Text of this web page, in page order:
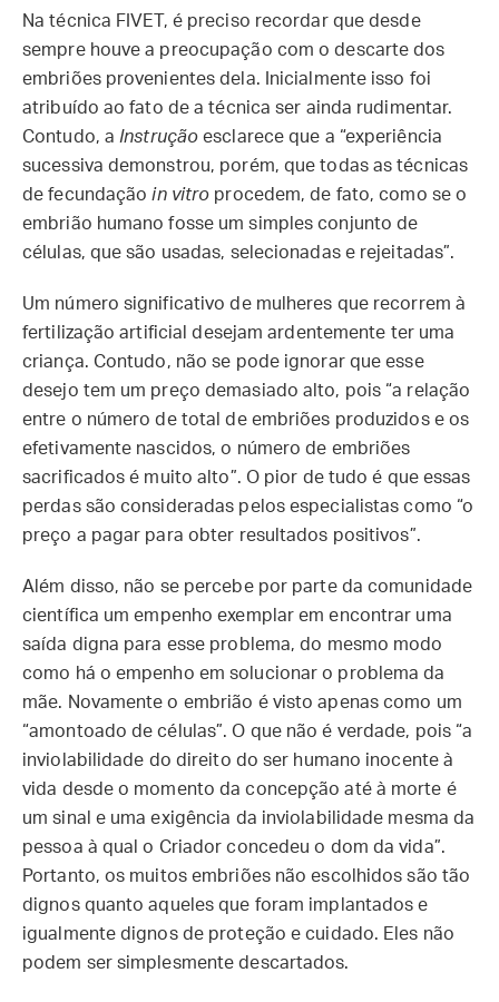
Na técnica FIVET, é preciso recordar que desde
sempre houve a preocupação com o descarte dos
embriões provenientes dela. Inicialmente isso foi
atribuído ao fato de a técnica ser ainda rudimentar.
Contudo, a Instruçãoesclarece que a “experiência
sucessiva demonstrou, porém, que todas as técnicas
de fecundaçãoin vitro procedem, de fato, como se o
embrião humano fosse um simples conjunto de
células, que são usadas, selecionadas e rejeitadas”.
Um número significativo de mulheres que recorrem à
fertilização artificial desejam ardentemente ter uma
criança. Contudo, não se pode ignorar que esse
desejo tem um preço demasiado alto, pois “a relação
entre o número de total de embriões produzidos e os
efetivamente nascidos, o número de embriões
sacrificados é muito alto”. O pior de tudo é que essas
perdas são consideradas pelos especialistas como “o
preço a pagar para obter resultados positivos”.
Além disso, não se percebe por parte da comunidade
científica um empenho exemplar em encontrar uma
saída digna para esse problema, do mesmo modo
como há o empenho em solucionar o problema da
mãe. Novamente o embrião é visto apenas como um
“amontoado de células”. O que não é verdade, pois “a
inviolabilidade do direito do ser humano inocente à
vida desde o momento da concepção até à morte é
um sinal e uma exigência da inviolabilidade mesma da
pessoa à qual o Criador concedeu o dom da vida”.
Portanto, os muitos embriões não escolhidos são tão
dignos quanto aqueles que foram implantados e
igualmente dignos de proteção e cuidado. Eles não
podem ser simplesmente descartados.